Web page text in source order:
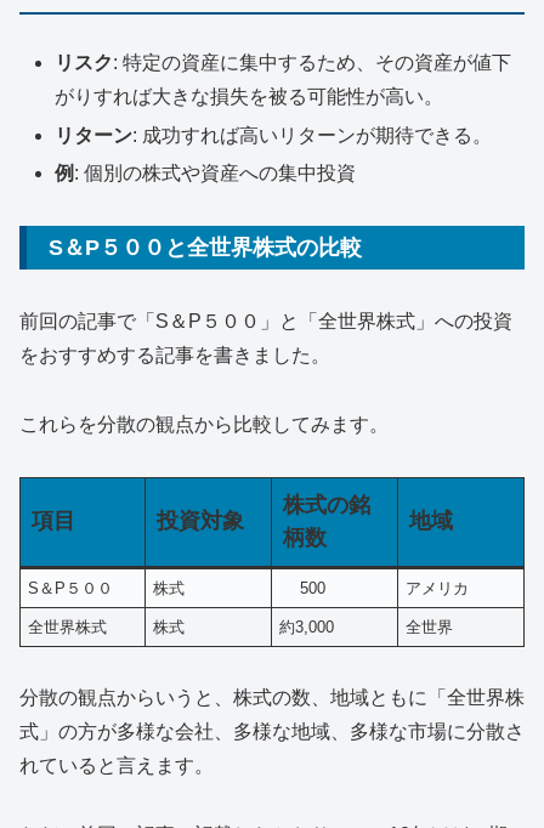
リスク: 特定の資産に集中するため、その資産が値下
がりすれば大きな損失を被る可能性が高い。
リターン: 成功すれば高いリターンが期待できる。
例 : 個別の株式や資産への集中投資
S＆P５００と全世界株式の比較
前回の記事で「S＆P５００」と「全世界株式」への投資
をおすすめする記事を書きました。
これらを分散の観点から比較してみます。
項目 投資対象
株式の銘
柄数
地域
S＆P５００ 株式 500 アメリカ
全世界株式 株式 約3,000 全世界
分散の観点からいうと、株式の数、地域ともに「全世界株
式」の方が多様な会社、多様な地域、多様な市場に分散さ
れていると言えます。